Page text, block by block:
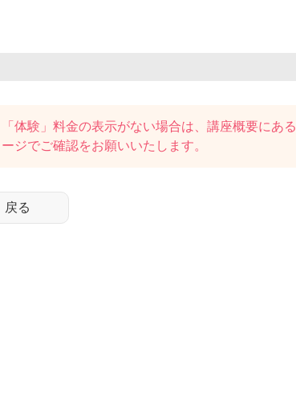
「体験」料金の表示がない場合は、講座概要にある
ージでご確認をお願いいたします。